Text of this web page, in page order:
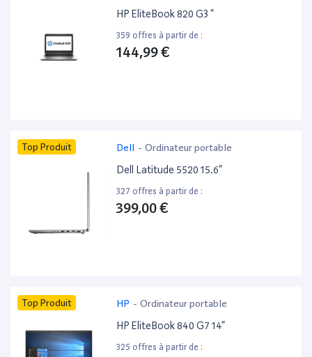
HP EliteBook 820 G3 ”
359 offres à partir de :
144,99 €
Top Produit Dell - Ordinateur portable
Dell Latitude 5520 15.6”
327 offres à partir de :
399,00 €
Top Produit HP - Ordinateur portable
HP EliteBook 840 G7 14”
325 offres à partir de :